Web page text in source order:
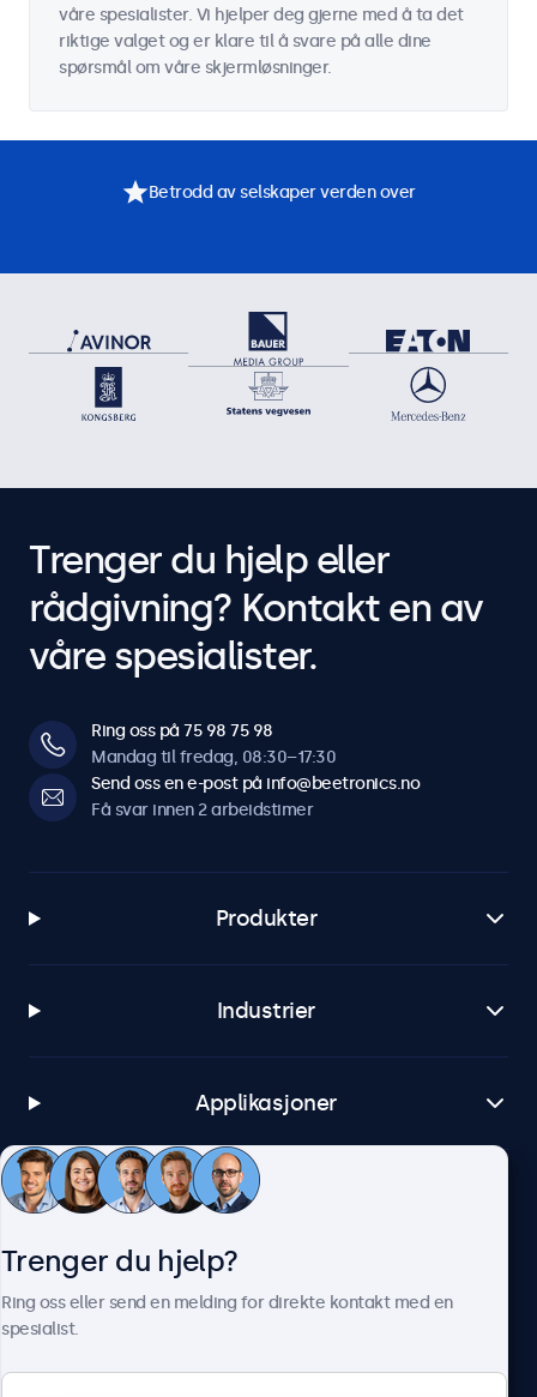
våre spesialister. Vi hjelper deg gjerne med å ta det
riktige valget og er klare til å svare på alle dine
spørsmål om våre skjermløsninger.
Betrodd av selskaper verden over
Trenger du hjelp eller
rådgivning? Kontakt en av
våre spesialister.
Ring oss på 75 98 75 98
Mandag til fredag, 08:30–17:30
Send oss en e-post på info@beetronics.no
Få svar innen 2 arbeidstimer
Produkter
Industrier
Applikasjoner
Kundeservice
Trenger du hjelp?
Ring oss eller send en melding for direkte kontakt med en
spesialist.